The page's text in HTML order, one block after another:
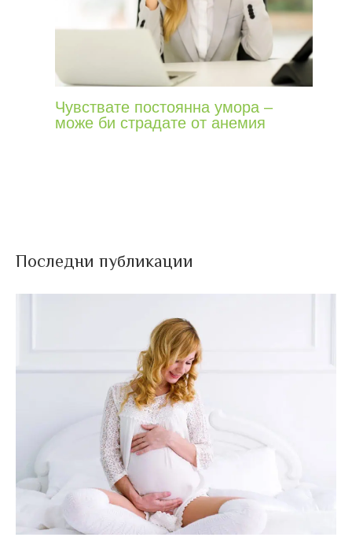
Чувствате постоянна умора –
може би страдате от анемия
Последни публикации